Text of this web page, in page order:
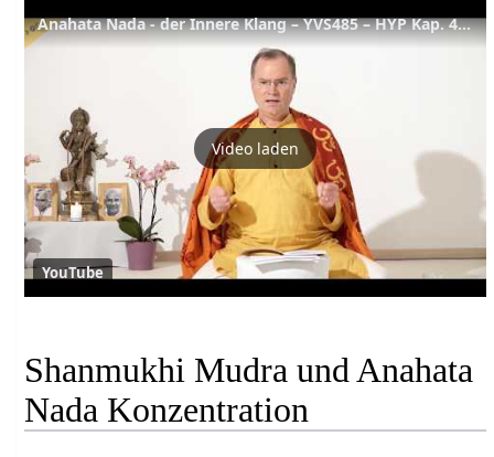
Anahata Nada - der Innere Klang – YVS485 – HYP Kap. 4, Verse 65-68
Video laden
YouTube
Shanmukhi Mudra und Anahata
Nada Konzentration